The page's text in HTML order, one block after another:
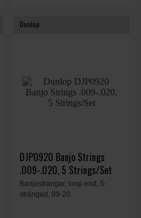
Dunlop
DJP0920 Banjo Strings
.009-.020, 5 Strings/Set
Banjosträngar, loop end, 5-
strängad, 09-20.